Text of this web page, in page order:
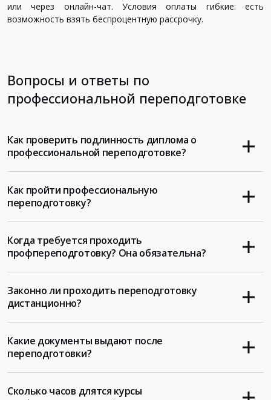
или через онлайн-чат. Условия оплаты гибкие: есть
возможность взять беспроцентную рассрочку.
Вопросы и ответы по
профессиональной переподготовке
Как проверить подлинность диплома о
профессиональной переподготовке?
Как пройти профессиональную
переподготовку?
Когда требуется проходить
профпереподготовку? Она обязательна?
Законно ли проходить переподготовку
дистанционно?
Какие документы выдают после
переподготовки?
Сколько часов длятся курсы